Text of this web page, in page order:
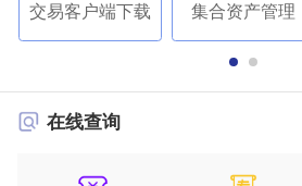
交易客户端下载 集合资产管理
在线查询